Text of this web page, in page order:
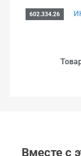
602.334.26
Вместе с